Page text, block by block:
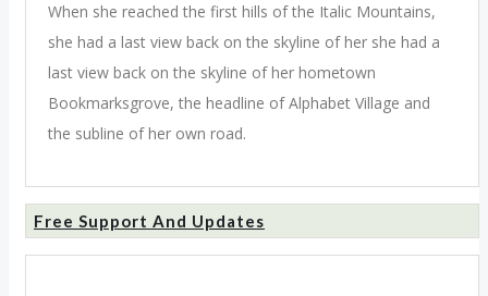
When she reached the first hills of the Italic Mountains,
she had a last view back on the skyline of her she had a
last view back on the skyline of her hometown
Bookmarksgrove, the headline of Alphabet Village and
the subline of her own road.
Free Support And Updates